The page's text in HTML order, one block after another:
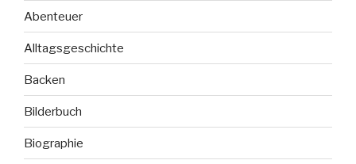
Abenteuer
Alltagsgeschichte
Backen
Bilderbuch
Biographie